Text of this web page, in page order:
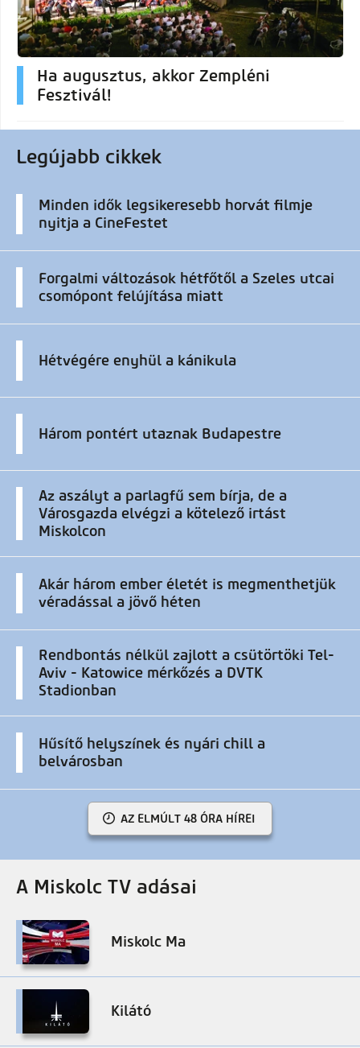
Ha augusztus, akkor Zempléni
Fesztivál!
Legújabb cikkek
Minden idők legsikeresebb horvát filmje
nyitja a CineFestet
Forgalmi változások hétfőtől a Szeles utcai
csomópont felújítása miatt
Hétvégére enyhül a kánikula
Három pontért utaznak Budapestre
Az aszályt a parlagfű sem bírja, de a
Városgazda elvégzi a kötelező irtást
Miskolcon
Akár három ember életét is megmenthetjük
véradással a jövő héten
Rendbontás nélkül zajlott a csütörtöki Tel-
Aviv - Katowice mérkőzés a DVTK
Stadionban
Hűsítő helyszínek és nyári chill a
belvárosban
AZ ELMÚLT 48 ÓRA HÍREI
A Miskolc TV adásai
Miskolc Ma
Kilátó